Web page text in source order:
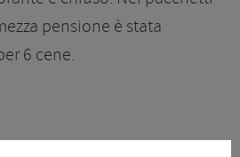
pensione è stata
6 cene.